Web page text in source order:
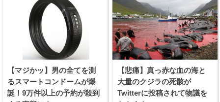
【マジかッ】男の全てを測
るスマートコンドームが爆
誕！9万件以上の予約が殺到
【悲痛】真っ赤な血の海と
大量のクジラの死骸が
Twitterに投稿されて物議を